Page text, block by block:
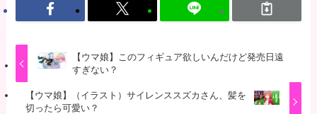
【ウマ娘】このフィギュア欲しいんだけど発売日遠
すぎない？
【ウマ娘】（イラスト）サイレンススズカさん、髪を
切ったら可愛い？